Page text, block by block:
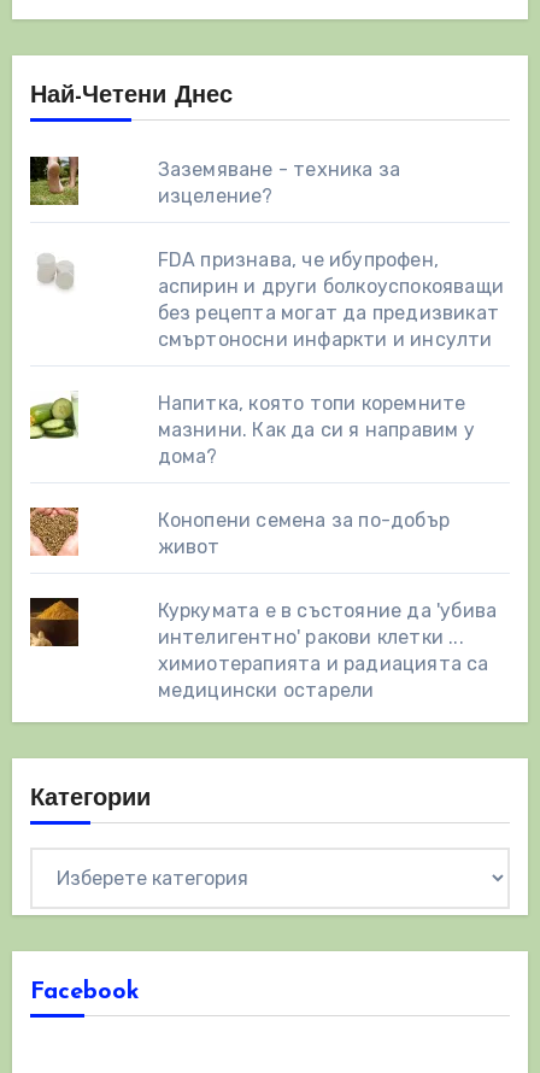
Най-Четени Днес
Заземяване - техника за
изцеление?
FDA признава, че ибупрофен,
аспирин и други болкоуспокояващи
без рецепта могат да предизвикат
смъртоносни инфаркти и инсулти
Напитка, която топи коремните
мазнини. Как да си я направим у
дома?
Конопени семена за по-добър
живот
Куркумата е в състояние да 'убива
интелигентно' ракови клетки ...
химиотерапията и радиацията са
медицински остарели
Категории
Facebook